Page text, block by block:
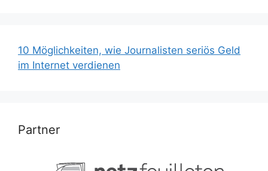
10 Möglichkeiten, wie Journalisten seriös Geld
im Internet verdienen
Partner